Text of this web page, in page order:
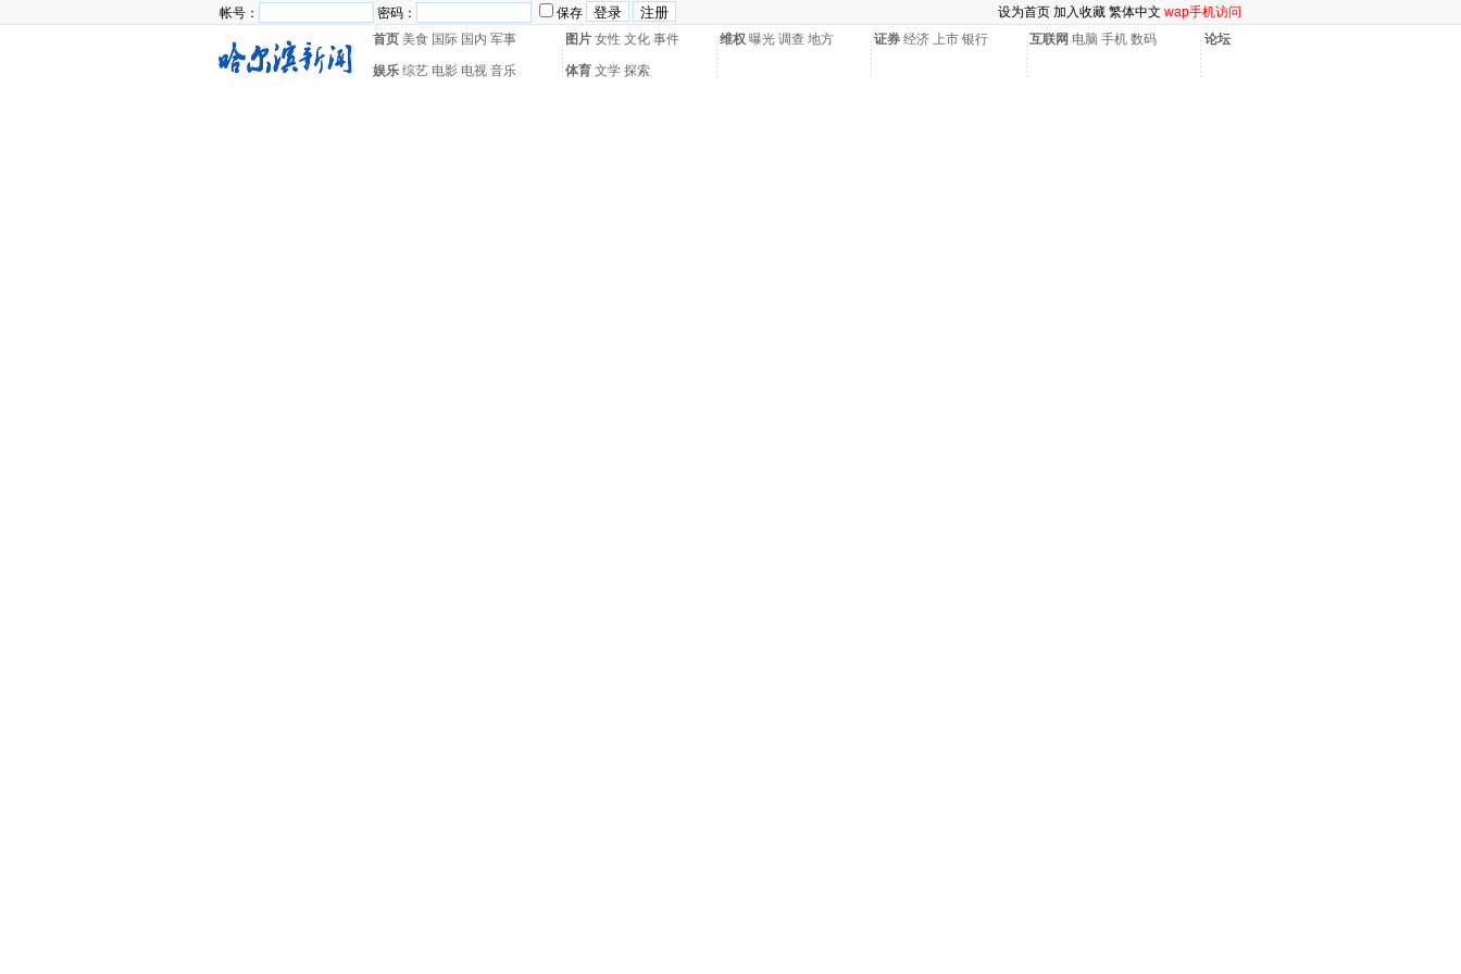
帐号： 密码： 保存 设为首页 加入收藏 繁体中文 wap手机访问
首页 美食 国际 国内 军事 图片 女性 文化 事件 维权 曝光 调查 地方 证券 经济 上市 银行 互联网 电脑 手机 数码 论坛
娱乐 综艺 电影 电视 音乐 体育 文学 探索